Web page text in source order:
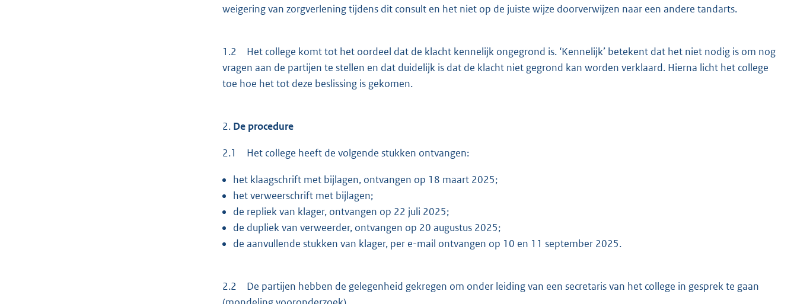
weigering van zorgverlening tijdens dit consult en het niet op de juiste wijze doorverwijzen naar een andere tandarts.
1.2 Het college komt tot het oordeel dat de klacht kennelijk ongegrond is. ‘Kennelijk’ betekent dat het niet nodig is om nog
vragen aan de partijen te stellen en dat duidelijk is dat de klacht niet gegrond kan worden verklaard. Hierna licht het college
toe hoe het tot deze beslissing is gekomen.
2. De procedure
2.1 Het college heeft de volgende stukken ontvangen:
het klaagschrift met bijlagen, ontvangen op 18 maart 2025;
het verweerschrift met bijlagen;
de repliek van klager, ontvangen op 22 juli 2025;
de dupliek van verweerder, ontvangen op 20 augustus 2025;
de aanvullende stukken van klager, per e-mail ontvangen op 10 en 11 september 2025.
2.2 De partijen hebben de gelegenheid gekregen om onder leiding van een secretaris van het college in gesprek te gaan